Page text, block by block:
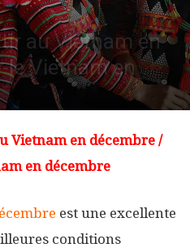
au Vietnam en
Vietnam en
Vietnam en décembre/
en décembre
est une excellente
conditions